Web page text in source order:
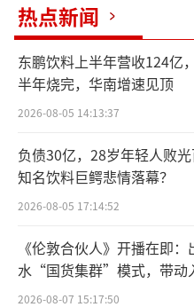
露了上半年业绩预增
走出低谷、迈向复苏
其中，位于浙江
拓展、提升产品品质
司预计上半年实现归
万元，同比扭亏为盈
显加强。
行业迎复苏，业
2024年，半导体
热点新闻
东鹏饮料上半年营收124亿
半年烧完，华南增速见顶
2026-08-05 14:13:37
负债30亿，28岁年轻人败光
知名饮料巨鳄悲情落幕？
2026-08-05 17:14:52
《伦敦合伙人》开播在即
水“国货集群”模式，带动
向种草
2026-08-07 15:17:50